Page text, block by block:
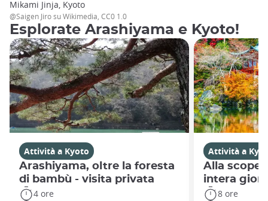
Mikami Jinja, Kyoto
@Saigen Jiro su Wikimedia, CC0 1.0
Esplorate Arashiyama e Kyoto!
Attività a Kyoto
Arashiyama, oltre la foresta
di bambù - visita privata
4 ore
Attività a
Alla
intera
8 ore